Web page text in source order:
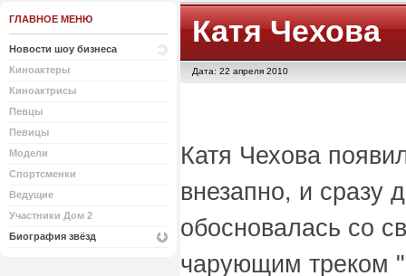
ГЛАВНОЕ МЕНЮ
Новости шоу бизнеса
Киноактеры
Киноактрисы
Певцы
Певицы
Модели
Спортсменки
Ведущие
Участники Дом 2
Биография звёзд
Катя Чехова
Дата: 22 апреля 2010
Катя Чехова
внезапно, и сразу
обосновалась со
чарующим треком